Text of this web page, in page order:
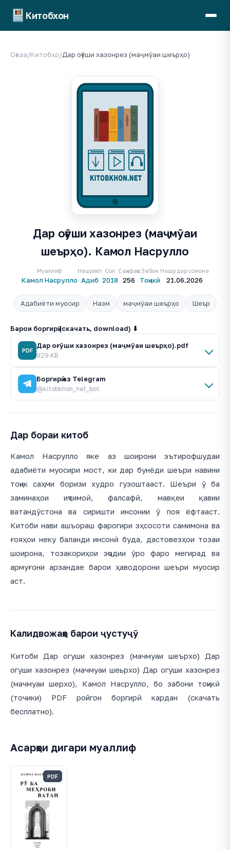
Китобхон
Оғоза/Китобҳо/Дар оғӯши хазонрез (маҷмӯаи шеърҳо)
Барои боргирӣ (скачать, download) ⬇
PDF
Дар оғӯши хазонрез (маҷмӯаи шеърҳо).pdf
929 KB
Боргирӣ аз Telegram
@kitobkhon_net_bot
Дар оғӯши хазонрез (маҷмӯаи
шеърҳо). Камол Насрулло
Муаллиф
Камол Насрулло
Нашриёт
Адиб
Сол
2018
Саҳифаҳо
256
Забон
Тоҷикӣ
Нашр дар сомона
21.06.2026
Адабиёти муосир Назм маҷмӯаи шеърҳо Шеър
Дар бораи китоб
Камол Насрулло яке аз шоирони эътирофшудаи
адабиёти муосири мост, ки дар бунёди шеъри навини
тоҷик саҳми боризи худро гузоштааст. Шеъри ӯ ба
заминаҳои иҷтимоӣ, фалсафӣ, мавқеи қавии
ватандӯстона ва сиришти инсонии ӯ поя ёфтааст.
Китоби нави ашъораш фарогири эҳсосоти самимона ва
ғояҳои неку баланди инсонӣ буда, дастовезҳои тозаи
шоирона, тозакориҳои эҷодии ӯро фаро мегирад ва
армуғони арзандае барои ҳаводорони шеъри муосир
аст.
Калидвожаҳо барои ҷустуҷӯ
Китоби Дар огуши хазонрез (мачмуаи шеърхо) Дар
огуши хазонрез (мачмуаи шеьрхо) Дар огуши хазонрез
(мачмуаи шерхо), Камол Насрулло, бо забони тоҷикӣ
(точики) PDF ройгон боргирӣ кардан (скачать
бесплатно).
Асарҳои дигари муаллиф
PDF